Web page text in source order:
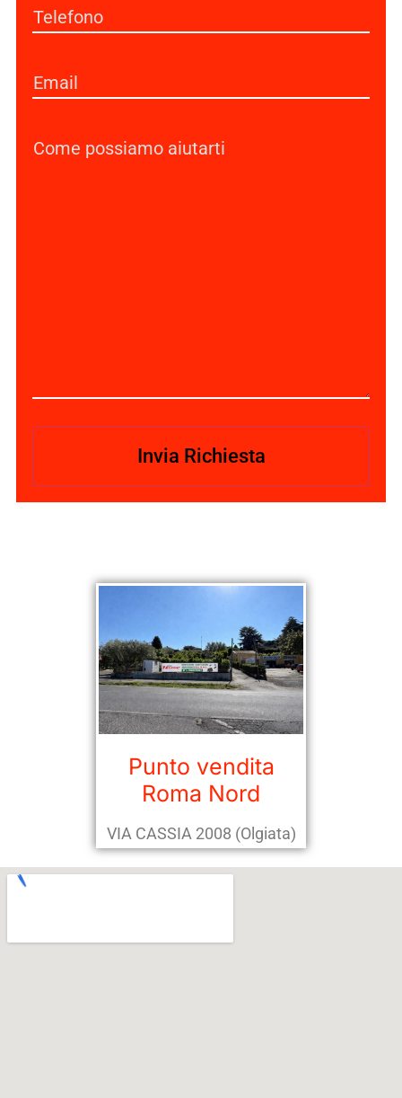
Telefono(Obbligatorio)
Email(Obbligatorio)
Senza
Titolo
Punto vendita
Roma Nord
VIA CASSIA 2008 (Olgiata)